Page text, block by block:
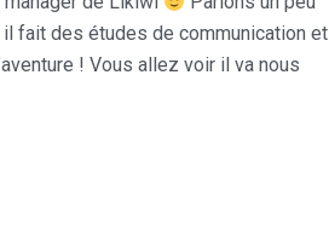
il fait des études de communication et
! Vous allez voir il va nous